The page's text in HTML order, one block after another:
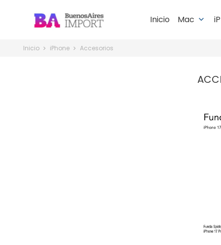
Inicio Mac keyboard_arrow_down
Inicio iPhone Accesorios